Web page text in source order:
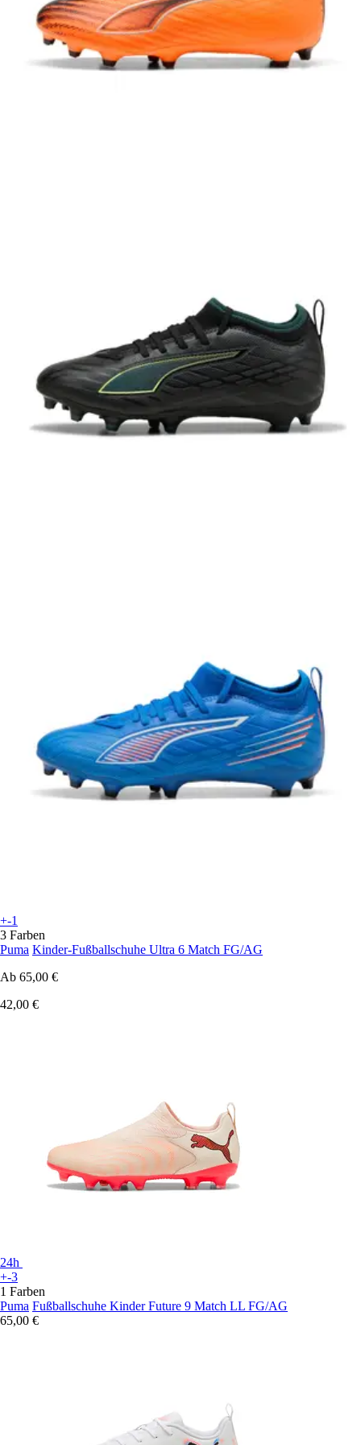
+-1
3 Farben
Puma Kinder-Fußballschuhe Ultra 6 Match FG/AG
Ab 65,00 €
42,00 €
24h
+-3
1 Farben
Puma Fußballschuhe Kinder Future 9 Match LL FG/AG
65,00 €